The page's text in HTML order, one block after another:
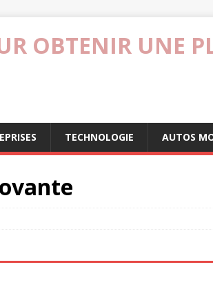
OBTENIR UNE
TECHNOLOGIE AUTOS